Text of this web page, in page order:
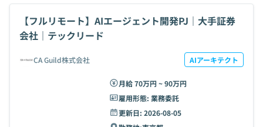
【フルリモート】AIエージェント開発PJ｜大手証券
会社｜テックリード
CA Guild株式会社 AIアーキテクト
月給 70万円 ~ 90万円
雇用形態: 業務委託
更新日: 2026-08-05